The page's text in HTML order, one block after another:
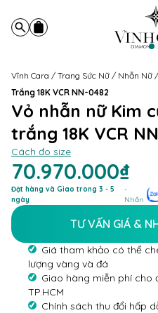
Vĩnh Cara / Trang Sức Nữ / Nhẫn Nữ /
Trắng 18K VCR NN-0482
Vỏ nhẫn nữ Kim
trắng 18K VCR
Cách đo size
70.970.000₫
Đặt hàng và Giao trong 3 - 5
ngày
-
Nhấn
TƯ VẤN GIÁ &
Giá tham khảo có thể
lượng vàng và đá
Giao hàng miễn phí cho
TP.HCM
Chính sách thu đổi hấp